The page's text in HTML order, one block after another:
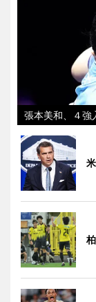
張本美和、４強